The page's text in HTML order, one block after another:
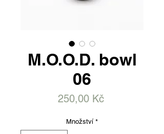
M.O.O.D. bowl
06
250,00 KčCena
Množství *